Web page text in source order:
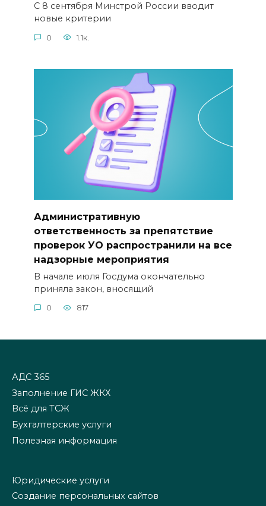
С 8 сентября Минстрой России вводит
новые критерии
0 1.1к.
Административную
ответственность за препятствие
проверок УО распространили на все
надзорные мероприятия
В начале июля Госдума окончательно
приняла закон, вносящий
0 817
АДС 365
Заполнение ГИС ЖКХ
Всё для ТСЖ
Бухгалтерские услуги
Полезная информация
Юридические услуги
Создание персональных сайтов